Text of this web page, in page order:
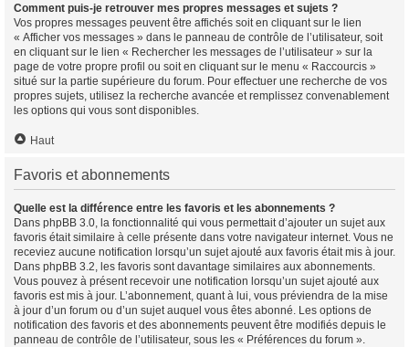
Comment puis-je retrouver mes propres messages et sujets ?
Vos propres messages peuvent être affichés soit en cliquant sur le lien
« Afficher vos messages » dans le panneau de contrôle de l’utilisateur, soit
en cliquant sur le lien « Rechercher les messages de l’utilisateur » sur la
page de votre propre profil ou soit en cliquant sur le menu « Raccourcis »
situé sur la partie supérieure du forum. Pour effectuer une recherche de vos
propres sujets, utilisez la recherche avancée et remplissez convenablement
les options qui vous sont disponibles.
Haut
Favoris et abonnements
Quelle est la différence entre les favoris et les abonnements ?
Dans phpBB 3.0, la fonctionnalité qui vous permettait d’ajouter un sujet aux
favoris était similaire à celle présente dans votre navigateur internet. Vous ne
receviez aucune notification lorsqu’un sujet ajouté aux favoris était mis à jour.
Dans phpBB 3.2, les favoris sont davantage similaires aux abonnements.
Vous pouvez à présent recevoir une notification lorsqu’un sujet ajouté aux
favoris est mis à jour. L’abonnement, quant à lui, vous préviendra de la mise
à jour d’un forum ou d’un sujet auquel vous êtes abonné. Les options de
notification des favoris et des abonnements peuvent être modifiés depuis le
panneau de contrôle de l’utilisateur, sous les « Préférences du forum ».